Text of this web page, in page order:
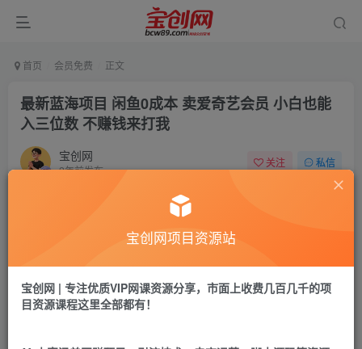
首页 会员免费 正文
最新蓝海项目 闲鱼0成本 卖爱奇艺会员 小白也能
入三位数 不赚钱来打我
宝创网
2年前发布
关注 私信
宝币9.9 宝币 19.9
宝创网项目资源站
宝创网 | 专注优质VIP网课资源分享，市面上收费几百几千的项
目资源课程这里全部都有！